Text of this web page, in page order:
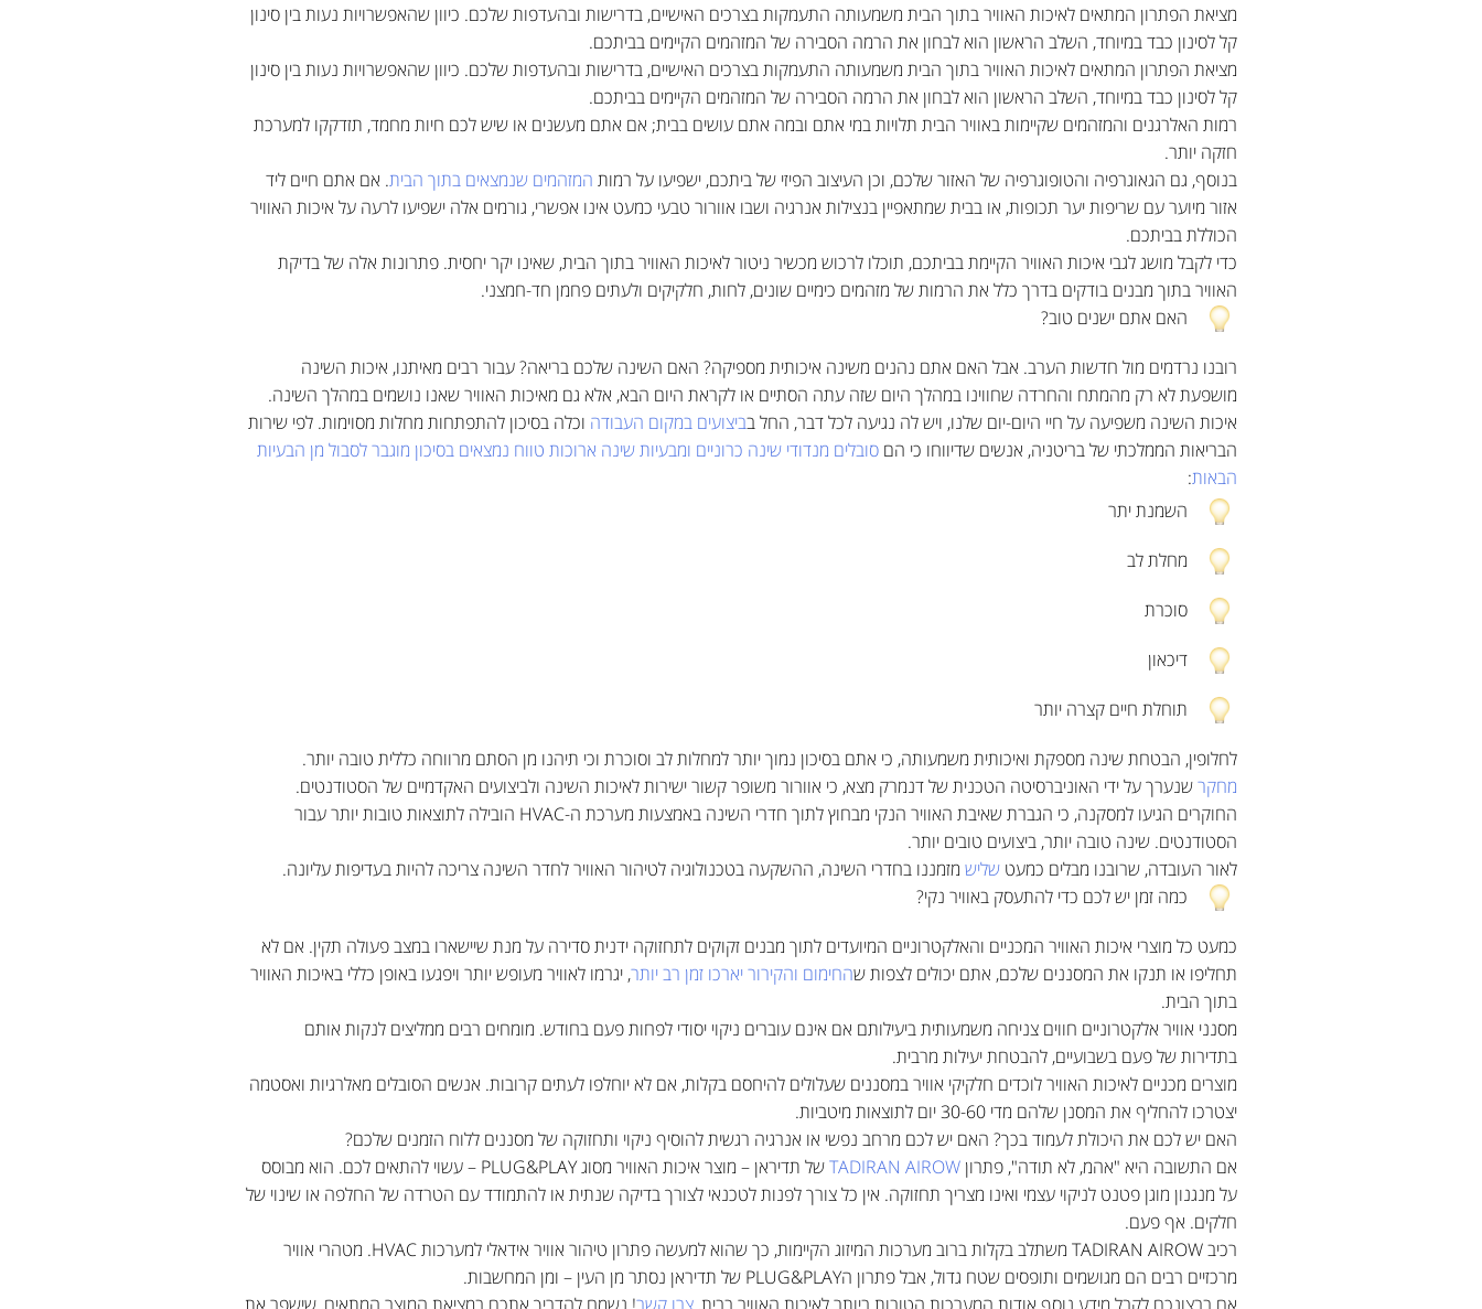
מציאת הפתרון המתאים לאיכות האוויר בתוך הבית משמעותה התעמקות בצרכים האישיים, בדרישות ובהעדפות שלכם. כיוון שהאפשרויות נעות בין סינון
קל לסינון כבד במיוחד, השלב הראשון הוא לבחון את הרמה הסבירה של המזהמים הקיימים בביתכם.
מציאת הפתרון המתאים לאיכות האוויר בתוך הבית משמעותה התעמקות בצרכים האישיים, בדרישות ובהעדפות שלכם. כיוון שהאפשרויות נעות בין סינון
קל לסינון כבד במיוחד, השלב הראשון הוא לבחון את הרמה הסבירה של המזהמים הקיימים בביתכם.
רמות האלרגנים והמזהמים שקיימות באוויר הבית תלויות במי אתם ובמה אתם עושים בבית; אם אתם מעשנים או שיש לכם חיות מחמד, תזדקקו למערכת
חזקה יותר.
בנוסף, גם הגאוגרפיה והטופוגרפיה של האזור שלכם, וכן העיצוב הפיזי של ביתכם, ישפיעו על רמות המזהמים שנמצאים בתוך הבית. אם אתם חיים ליד
אזור מיוער עם שריפות יער תכופות, או בבית שמתאפיין בנצילות אנרגיה ושבו אוורור טבעי כמעט אינו אפשרי, גורמים אלה ישפיעו לרעה על איכות האוויר
הכוללת בביתכם.
כדי לקבל מושג לגבי איכות האוויר הקיימת בביתכם, תוכלו לרכוש מכשיר ניטור לאיכות האוויר בתוך הבית, שאינו יקר יחסית. פתרונות אלה של בדיקת
האוויר בתוך מבנים בודקים בדרך כלל את הרמות של מזהמים כימיים שונים, לחות, חלקיקים ולעתים פחמן חד-חמצני.
האם אתם ישנים טוב?
רובנו נרדמים מול חדשות הערב. אבל האם אתם נהנים משינה איכותית מספיקה? האם השינה שלכם בריאה? עבור רבים מאיתנו, איכות השינה
מושפעת לא רק מהמתח והחרדה שחווינו במהלך היום שזה עתה הסתיים או לקראת היום הבא, אלא גם מאיכות האוויר שאנו נושמים במהלך השינה.
איכות השינה משפיעה על חיי היום-יום שלנו, ויש לה נגיעה לכל דבר, החל בביצועים במקום העבודה וכלה בסיכון להתפתחות מחלות מסוימות. לפי שירות
הבריאות הממלכתי של בריטניה, אנשים שדיווחו כי הם סובלים מנדודי שינה כרוניים ומבעיות שינה ארוכות טווח נמצאים בסיכון מוגבר לסבול מן הבעיות
הבאות:
השמנת יתר
מחלת לב
סוכרת
דיכאון
תוחלת חיים קצרה יותר
לחלופין, הבטחת שינה מספקת ואיכותית משמעותה, כי אתם בסיכון נמוך יותר למחלות לב וסוכרת וכי תיהנו מן הסתם מרווחה כללית טובה יותר.
מחקרשנערך על ידי האוניברסיטה הטכנית של דנמרק מצא, כי אוורור משופר קשור ישירות לאיכות השינה ולביצועים האקדמיים של הסטודנטים.
החוקרים הגיעו למסקנה, כי הגברת שאיבת האוויר הנקי מבחוץ לתוך חדרי השינה באמצעות מערכת ה-HVAC הובילה לתוצאות טובות יותר עבור
הסטודנטים. שינה טובה יותר, ביצועים טובים יותר.
לאור העובדה, שרובנו מבלים כמעט שליש מזמננו בחדרי השינה, ההשקעה בטכנולוגיה לטיהור האוויר לחדר השינה צריכה להיות בעדיפות עליונה.
כמה זמן יש לכם כדי להתעסק באוויר נקי?
כמעט כל מוצרי איכות האוויר המכניים והאלקטרוניים המיועדים לתוך מבנים זקוקים לתחזוקה ידנית סדירה על מנת שיישארו במצב פעולה תקין. אם לא
תחליפו או תנקו את המסננים שלכם, אתם יכולים לצפות שהחימום והקירור יארכו זמן רב יותר, יגרמו לאוויר מעופש יותר ויפגעו באופן כללי באיכות האוויר
בתוך הבית.
מסנני אוויר אלקטרוניים חווים צניחה משמעותית ביעילותם אם אינם עוברים ניקוי יסודי לפחות פעם בחודש. מומחים רבים ממליצים לנקות אותם
בתדירות של פעם בשבועיים, להבטחת יעילות מרבית.
מוצרים מכניים לאיכות האוויר לוכדים חלקיקי אוויר במסננים שעלולים להיחסם בקלות, אם לא יוחלפו לעתים קרובות. אנשים הסובלים מאלרגיות ואסטמה
יצטרכו להחליף את המסנן שלהם מדי 30-60 יום לתוצאות מיטביות.
האם יש לכם את היכולת לעמוד בכך? האם יש לכם מרחב נפשי או אנרגיה רגשית להוסיף ניקוי ותחזוקה של מסננים ללוח הזמנים שלכם?
אם התשובה היא "אהמ, לא תודה", פתרון TADIRAN AIROW
של תדיראן – מוצר איכות האוויר מסוג PLUG&PLAY – עשוי להתאים לכם. הוא מבוסס
על מנגנון מוגן פטנט לניקוי עצמי ואינו מצריך תחזוקה. אין כל צורך לפנות לטכנאי לצורך בדיקה שנתית או להתמודד עם הטרדה של החלפה או שינוי של
חלקים. אף פעם.
רכיב TADIRAN AIROW משתלב בקלות ברוב מערכות המיזוג הקיימות, כך שהוא למעשה פתרון טיהור אוויר אידאלי למערכות HVAC. מטהרי אוויר
מרכזיים רבים הם מגושמים ותופסים שטח גדול, אבל פתרון הPLUG&PLAY של תדיראן נסתר מן העין – ומן המחשבות.